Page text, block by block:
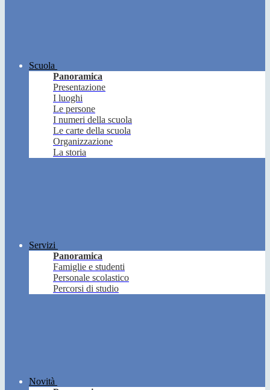
Scuola
Panoramica
Presentazione
I luoghi
Le persone
I numeri della scuola
Le carte della scuola
Organizzazione
La storia
Servizi
Panoramica
Famiglie e studenti
Personale scolastico
Percorsi di studio
Novità